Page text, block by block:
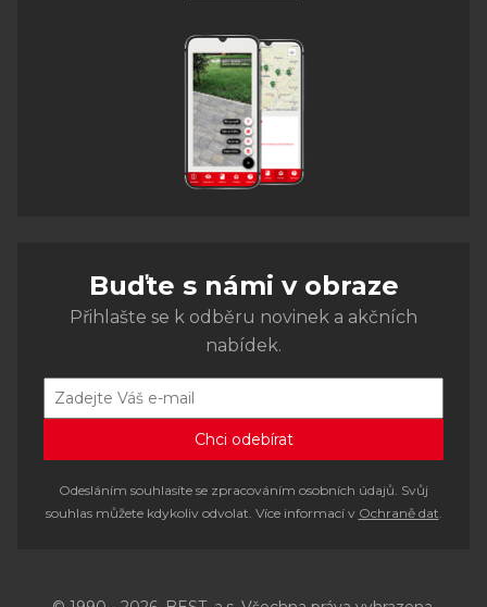
Buďte s námi v obraze
Přihlašte se k odběru novinek a akčních
nabídek.
Odesláním souhlasíte se zpracováním osobních údajů. Svůj
souhlas můžete kdykoliv odvolat. Více informací v Ochraně dat.